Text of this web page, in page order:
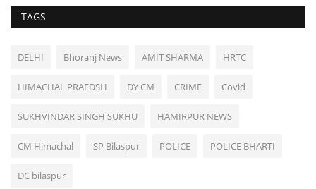
TAGS
DELHI Bhoranj News AMIT SHARMA HRTC
HIMACHAL PRAEDSH DY CM CRIME Covid
SUKHVINDAR SINGH SUKHU HAMIRPUR NEWS
CM Himachal SP Bilaspur POLICE POLICE BHARTI
DC bilaspur